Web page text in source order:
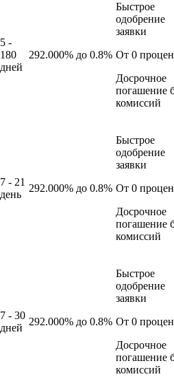
5 -
180
дней
292.000% до 0.8%
Быстрое
одобрение
заявки
От 0
Досрочное
погашение
комиссий
7 - 21
день
292.000% до 0.8%
Быстрое
одобрение
заявки
От 0
Досрочное
погашение
комиссий
7 - 30
дней
292.000% до 0.8%
Быстрое
одобрение
заявки
От 0
Досрочное
погашение
комиссий